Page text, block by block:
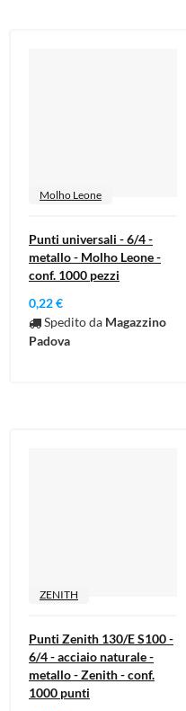
Molho Leone
Punti universali - 6/4 -
metallo - Molho Leone -
conf. 1000 pezzi
0,22 €
Spedito da Magazzino
Padova
ZENITH
Punti Zenith 130/E S100 -
6/4 - acciaio naturale -
metallo - Zenith - conf.
1000 punti